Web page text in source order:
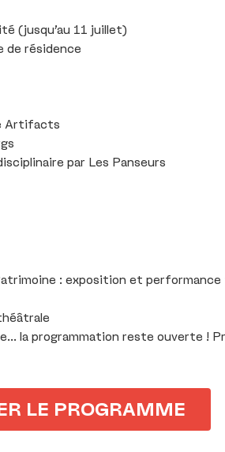
(jusqu’au 11 juillet)
de résidence
Artifacts
par Les Panseurs
: exposition et performance
la programmation reste ouverte !
LE PROGRAMME